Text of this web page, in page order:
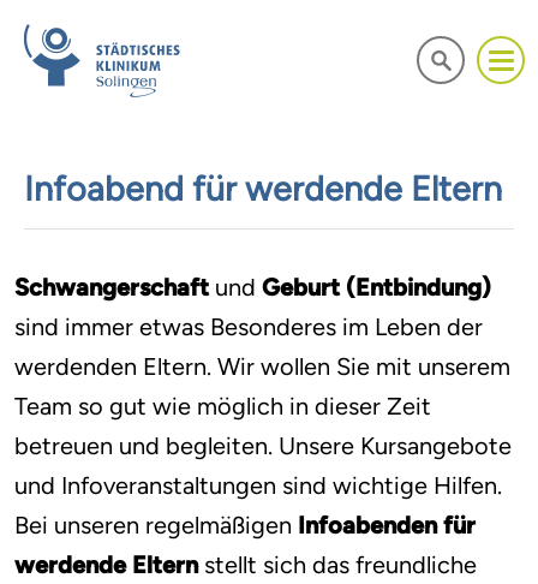
Infoabend für werdende Eltern
Schwangerschaftund Geburt (Entbindung)
sind immer etwas Besonderes im Leben der
werdenden Eltern. Wir wollen Sie mit unserem
Team so gut wie möglich in dieser Zeit
betreuen und begleiten. Unsere Kursangebote
und Infoveranstaltungen sind wichtige Hilfen.
Bei unseren regelmäßigen Infoabenden für
werdende Elternstellt sich das freundliche